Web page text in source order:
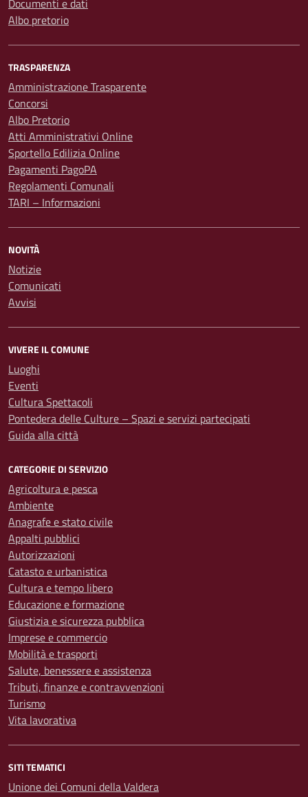
Documenti e dati
Albo pretorio
TRASPARENZA
Amministrazione Trasparente
Concorsi
Albo Pretorio
Atti Amministrativi Online
Sportello Edilizia Online
Pagamenti PagoPA
Regolamenti Comunali
TARI – Informazioni
NOVITÀ
Notizie
Comunicati
Avvisi
VIVERE IL COMUNE
Luoghi
Eventi
Cultura Spettacoli
Pontedera delle Culture – Spazi e servizi partecipati
Guida alla città
CATEGORIE DI SERVIZIO
Agricoltura e pesca
Ambiente
Anagrafe e stato civile
Appalti pubblici
Autorizzazioni
Catasto e urbanistica
Cultura e tempo libero
Educazione e formazione
Giustizia e sicurezza pubblica
Imprese e commercio
Mobilità e trasporti
Salute, benessere e assistenza
Tributi, finanze e contravvenzioni
Turismo
Vita lavorativa
SITI TEMATICI
Unione dei Comuni della Valdera